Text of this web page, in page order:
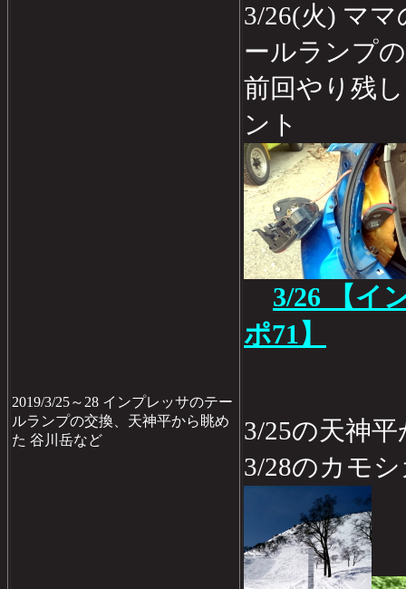
2019/3/25～28 インプレッサのテー
ルランプの交換、天神平から眺め
た 谷川岳など
3/26(火) マ
ールランプ
前回やり残
ント
3/26 【イ
ポ71】
3/25の天神
3/28のカモ